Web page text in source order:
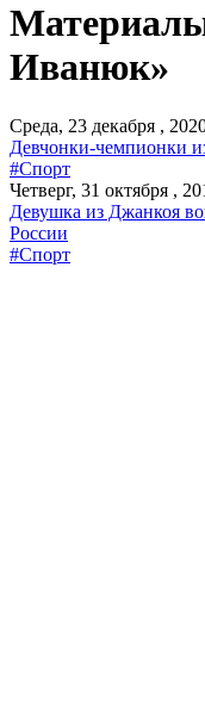
Иванюк»
Среда, 23 декабря ,
Девчонки-чемпионки
#Спорт
Четверг, 31 октября ,
Девушка из Джанкоя
России
#Спорт